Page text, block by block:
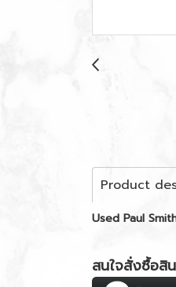
Product
Used Paul
สนใจสั่งซื้อสิ